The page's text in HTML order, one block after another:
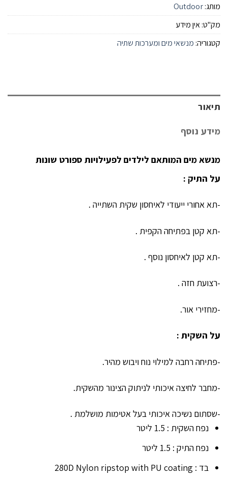
מותג:Outdoor
מק"ט:אין מידע
קטגוריה: מנשאי מים ומערכות שתיה
תיאור
מידע נוסף
מנשא מים המותאם לילדים לפעילויות ספורט שונות
על התיק :
-תא אחורי ייעודי לאיחסון שקית השתייה .
-תא קטן בפתיחה הקפית .
-תא קטן לאיחסון נוסף .
-רצועת חזה .
-מחזירי אור.
על השקית :
-פתיחה רחבה למילוי נוח ויבוש מהיר.
-מחבר לחיצה איכותי לניתוק הצינור מהשקית.
-שסתום נשיכה איכותי בעל אטימות מושלמת .
נפח השקית : 1.5 ליטר
נפח התיק : 1.5 ליטר
בד : 280D Nylon ripstop with PU coating